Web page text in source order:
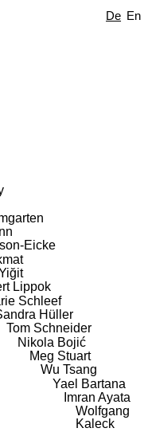
De En
Eicke
Lippok
Schleef
Hüller
Tom Schneider
Nikola Bojić
Meg Stuart
Wu Tsang
Yael Bartana
Imran Ayata
Wolfgang
Kaleck